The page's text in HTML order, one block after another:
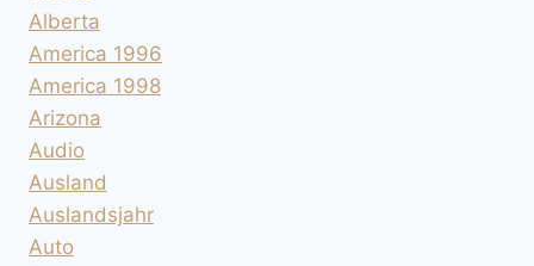
Alberta
America 1996
America 1998
Arizona
Audio
Ausland
Auslandsjahr
Auto